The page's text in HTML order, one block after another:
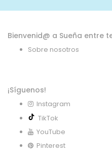
Bienvenid@ a Sueña entre
Sobre nosotros
¡Síguenos!
Instagram
TikTok
YouTube
Pinterest